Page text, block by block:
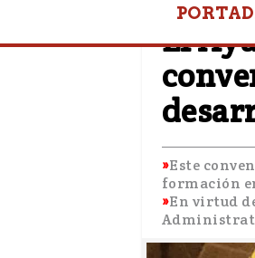
EL PUERTO
El
Este
formación
En virtud